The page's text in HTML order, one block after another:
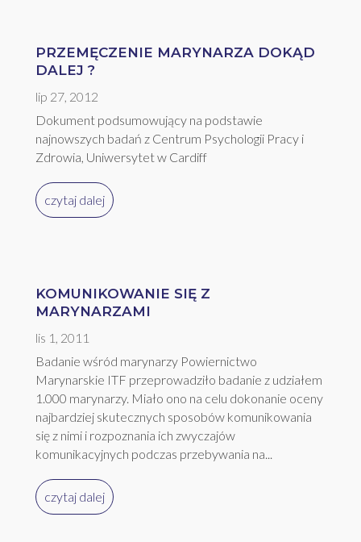
PRZEMĘCZENIE MARYNARZA DOKĄD
DALEJ ?
lip 27, 2012
Dokument podsumowujący na podstawie
najnowszych badań z Centrum Psychologii Pracy i
Zdrowia, Uniwersytet w Cardiff
czytaj dalej
KOMUNIKOWANIE SIĘ Z
MARYNARZAMI
lis 1, 2011
Badanie wśród marynarzy Powiernictwo
Marynarskie ITF przeprowadziło badanie z udziałem
1.000 marynarzy. Miało ono na celu dokonanie oceny
najbardziej skutecznych sposobów komunikowania
się z nimi i rozpoznania ich zwyczajów
komunikacyjnych podczas przebywania na...
czytaj dalej